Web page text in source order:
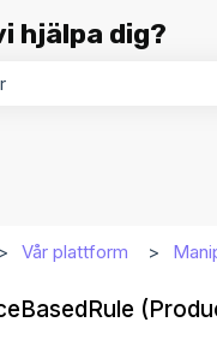
hjälpa dig?
Vår plattform